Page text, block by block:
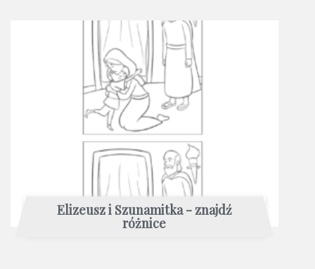
Elizeusz i Szunamitka - znajdź
różnice